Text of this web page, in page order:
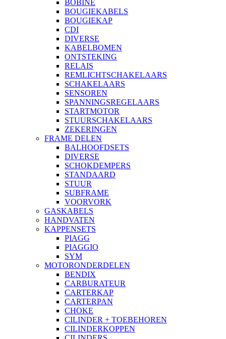
BOBINE
BOUGIEKABELS
BOUGIEKAP
CDI
DIVERSE
KABELBOMEN
ONTSTEKING
RELAIS
REMLICHTSCHAKELAARS
SCHAKELAARS
SENSOREN
SPANNINGSREGELAARS
STARTMOTOR
STUURSCHAKELAARS
ZEKERINGEN
FRAME DELEN
BALHOOFDSETS
DIVERSE
SCHOKDEMPERS
STANDAARD
STUUR
SUBFRAME
VOORVORK
GASKABELS
HANDVATEN
KAPPENSETS
PIAGG
PIAGGIO
SYM
MOTORONDERDELEN
BENDIX
CARBURATEUR
CARTERKAP
CARTERPAN
CHOKE
CILINDER + TOEBEHOREN
CILINDERKOPPEN